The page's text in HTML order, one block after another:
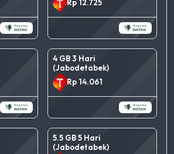
Rp 12.725
4 GB 3 Hari
(Jabodetabek)
Rp 14.061
5.5 GB 5 Hari
(Jabodetabek)